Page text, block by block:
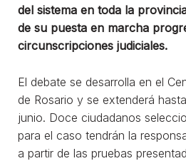
del sistema en toda la
de su puesta en marcha
circunscripciones judiciales.
El debate se desarrolla en el
de Rosario y se extenderá
junio. Doce ciudadanos
para el caso tendrán la
a partir de las pruebas